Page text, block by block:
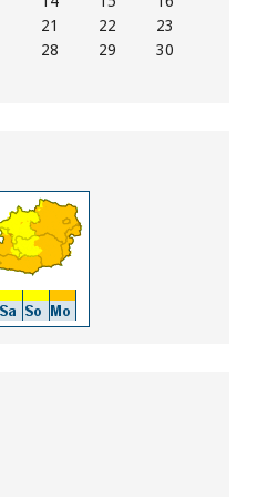
21 22
23
28 29
30